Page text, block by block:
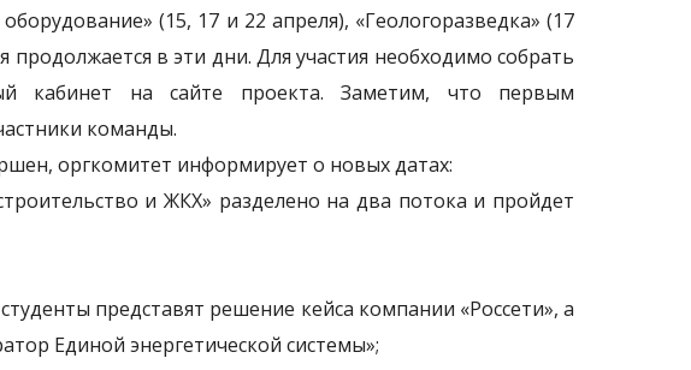
(15, 17 и 22 апреля), «Геологоразведка» (17
продолжается в эти дни. Для участия необходимо собрать
кабинет на сайте проекта. Заметим, что первым
команды.
оргкомитет информирует о новых датах:
и ЖКХ» разделено на два потока и пройдет
представят решение кейса компании «Россети», а
Единой энергетической системы»;